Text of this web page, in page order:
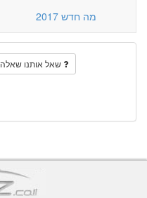
מה חדש 2017
שאל אותנו שאלה